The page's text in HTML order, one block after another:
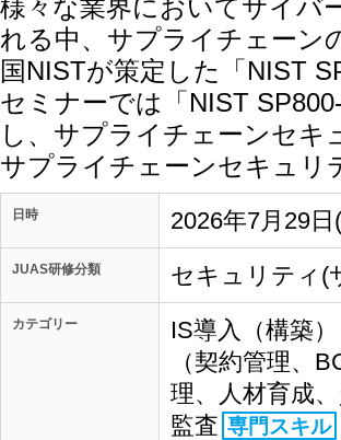
様々な業界においてサイバ
れる中、サプライチェーン
国NISTが策定した「NIST
セミナーでは「NIST
し、サプライチェーンセキ
サプライチェーンセキュリ
日時 2026年7月29
JUAS研修分類 セキュリティ(
カテゴリー
IS導入（構築
（契約管理、
理、人材育成
監査 専門スキル